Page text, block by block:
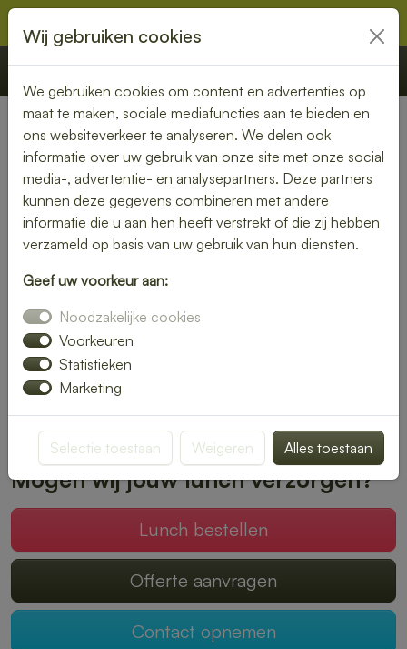
€ 0,00 Offerte Bestellen
Nederland» Demen
Lunch bezorgen in Demen –
vers en snel bij jou thuis of op
kantoor
bezorgen in Demen en geniet van verse, smaakvolle
gerechten. Of je nu kiest voor een rijk belegd broodje, een
frisse salade of een warme maaltijd – wij bezorgen het bij
jou op locatie.
Plaats je bestelling online en geniet zonder zorgen van een
heerlijke lunch.
Mogen wij jouw lunch verzorgen?
Lunch bestellen
Offerte aanvragen
Contact opnemen
Wij gebruiken cookies
We gebruiken cookies om content en advertenties op
maat te maken, sociale mediafuncties aan te bieden en
ons websiteverkeer te analyseren. We delen ook
informatie over uw gebruik van onze site met onze social
media-, advertentie- en analysepartners. Deze partners
kunnen deze gegevens combineren met andere
informatie die u aan hen heeft verstrekt of die zij hebben
verzameld op basis van uw gebruik van hun diensten.
Geef uw voorkeur aan:
Noodzakelijke cookies
Voorkeuren
Statistieken
Marketing
Selectie toestaan Weigeren Alles toestaan